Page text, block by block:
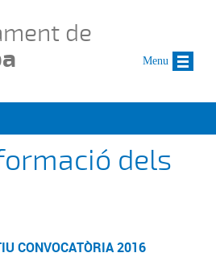
de
dels
CONVOCATÒRIA 2016
Menu